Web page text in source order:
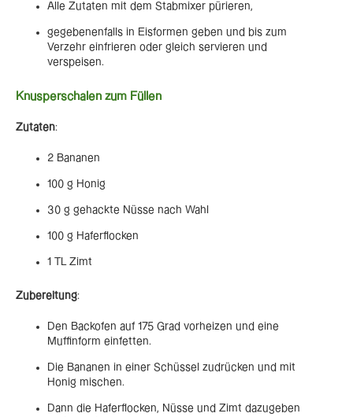
Alle Zutaten mit dem Stabmixer pürieren,
gegebenenfalls in Eisformen geben und bis zum
Verzehr einfrieren oder gleich servieren und
verspeisen.
Knusperschalen zum Füllen
Zutaten:
2 Bananen
100 g Honig
30 g gehackte Nüsse nach Wahl
100 g Haferflocken
1 TL Zimt
Zubereitung:
Den Backofen auf 175 Grad vorheizen und eine
Muffinform einfetten.
Die Bananen in einer Schüssel zudrücken und mit
Honig mischen.
Dann die Haferflocken, Nüsse und Zimt dazugeben